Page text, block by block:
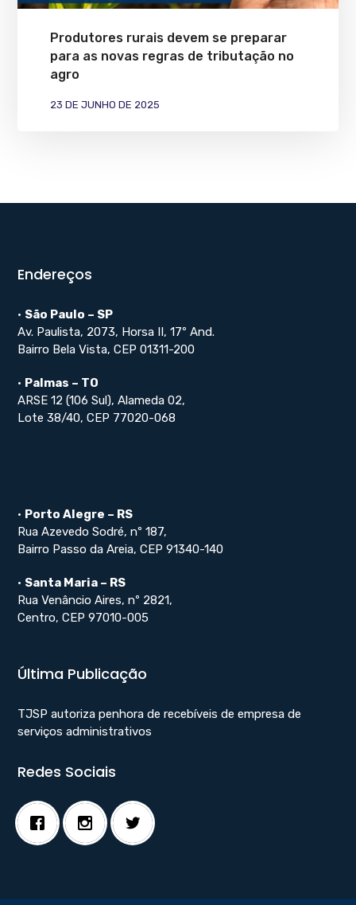
Produtores rurais devem se preparar
para as novas regras de tributação no
agro
23 DE JUNHO DE 2025
Endereços
• São Paulo – SP
Av. Paulista, 2073, Horsa II, 17º And.
Bairro Bela Vista, CEP 01311-200
• Palmas – TO
ARSE 12 (106 Sul), Alameda 02,
Lote 38/40, CEP 77020-068
• Porto Alegre – RS
Rua Azevedo Sodré, nº 187,
Bairro Passo da Areia, CEP 91340-140
• Santa Maria – RS
Rua Venâncio Aires, nº 2821,
Centro, CEP 97010-005
Última Publicação
TJSP autoriza penhora de recebíveis de empresa de
serviços administrativos
Redes Sociais